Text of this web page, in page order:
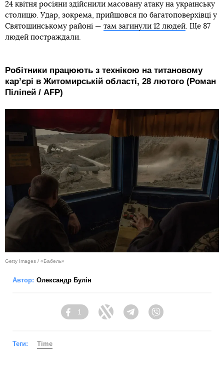
24 квітня росіяни здійснили масовану атаку на українську
столицю. Удар, зокрема, прийшовся по багатоповерхівці у
Святошинському районі — там загинули 12 людей. Ще 87
людей постраждали.
Робітники працюють з технікою на титановому
карʼєрі в Житомирській області, 28 лютого (Роман
Піліпей / AFP)
Getty Images / «Бабель»
Автор: Олександр Булін
Facebook
1
Twitter TelegramViber
Теги: Time